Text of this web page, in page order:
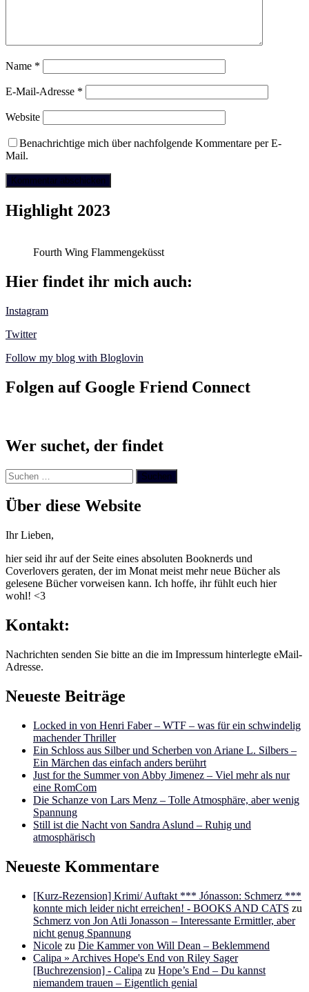
Name *
E-Mail-Adresse *
Website
Benachrichtige mich über nachfolgende Kommentare per E-
Mail.
Highlight 2023
Fourth Wing Flammengeküsst
Hier findet ihr mich auch:
Instagram
Twitter
Follow my blog with Bloglovin
Folgen auf Google Friend Connect
Wer suchet, der findet
Suchen
nach:
Über diese Website
Ihr Lieben,
hier seid ihr auf der Seite eines absoluten Booknerds und
Coverlovers geraten, der im Monat meist mehr neue Bücher als
gelesene Bücher vorweisen kann. Ich hoffe, ihr fühlt euch hier
wohl! <3
Kontakt:
Nachrichten senden Sie bitte an die im Impressum hinterlegte eMail-
Adresse.
Neueste Beiträge
Locked in von Henri Faber – WTF – was für ein schwindelig
machender Thriller
Ein Schloss aus Silber und Scherben von Ariane L. Silbers –
Ein Märchen das einfach anders berührt
Just for the Summer von Abby Jimenez – Viel mehr als nur
eine RomCom
Die Schanze von Lars Menz – Tolle Atmosphäre, aber wenig
Spannung
Still ist die Nacht von Sandra Aslund – Ruhig und
atmosphärisch
Neueste Kommentare
[Kurz-Rezension] Krimi/ Auftakt *** Jónasson: Schmerz ***
konnte mich leider nicht erreichen! - BOOKS AND CATS zu
Schmerz von Jon Atli Jonasson – Interessante Ermittler, aber
nicht genug Spannung
Nicole zu Die Kammer von Will Dean – Beklemmend
Calipa » Archives Hope's End von Riley Sager
[Buchrezension] - Calipa zu Hope’s End – Du kannst
niemandem trauen – Eigentlich genial